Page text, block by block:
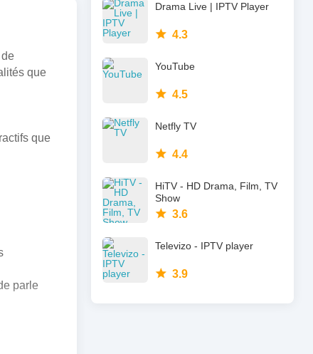
que
que
parle
Drama Live | IPTV Player
4.3
YouTube
4.5
Netfly TV
4.4
HiTV - HD Drama, Film, TV
Show
3.6
Televizo - IPTV player
3.9